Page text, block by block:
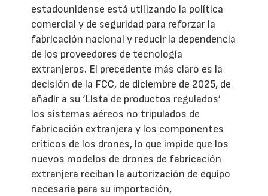
estadounidense está utilizando la política
comercial y de seguridad para reforzar la
fabricación nacional y reducir la dependencia
de los proveedores de tecnología
extranjeros. El precedente más claro es la
decisión de la FCC, de diciembre de 2025, de
añadir a su ‘Lista de productos regulados’
los sistemas aéreos no tripulados de
fabricación extranjera y los componentes
críticos de los drones, lo que impide que los
nuevos modelos de drones de fabricación
extranjera reciban la autorización de equipo
necesaria para su importación,